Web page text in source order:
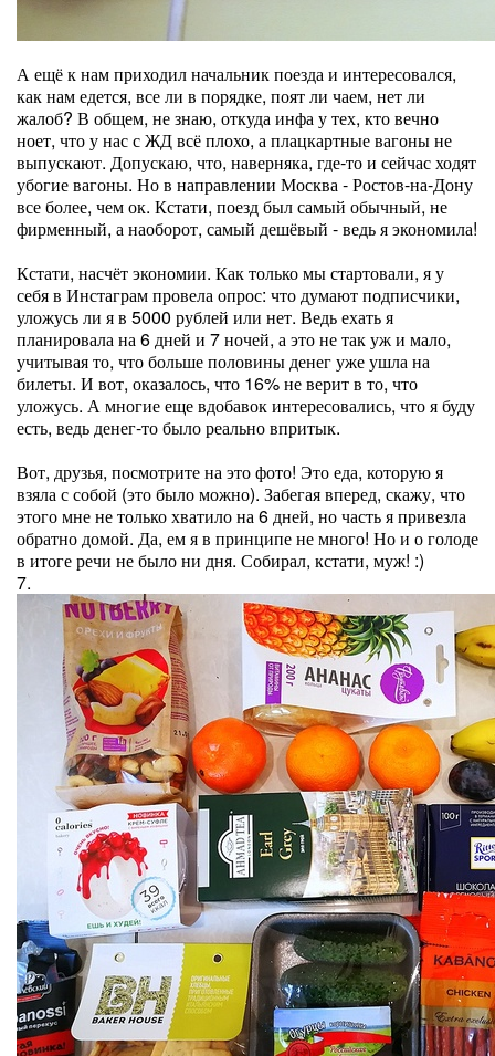
А ещё к нам приходил начальник поезда и интересовался,
как нам едется, все ли в порядке, поят ли чаем, нет ли
жалоб? В общем, не знаю, откуда инфа у тех, кто вечно
ноет, что у нас с ЖД всё плохо, а плацкартные вагоны не
выпускают. Допускаю, что, наверняка, где-то и сейчас ходят
убогие вагоны. Но в направлении Москва - Ростов-на-Дону
все более, чем ок. Кстати, поезд был самый обычный, не
фирменный, а наоборот, самый дешёвый - ведь я экономила!
Кстати, насчёт экономии. Как только мы стартовали, я у
себя в Инстаграм провела опрос: что думают подписчики,
уложусь ли я в 5000 рублей или нет. Ведь ехать я
планировала на 6 дней и 7 ночей, а это не так уж и мало,
учитывая то, что больше половины денег уже ушла на
билеты. И вот, оказалось, что 16% не верит в то, что
уложусь. А многие еще вдобавок интересовались, что я буду
есть, ведь денег-то было реально впритык.
Вот, друзья, посмотрите на это фото! Это еда, которую я
взяла с собой (это было можно). Забегая вперед, скажу, что
этого мне не только хватило на 6 дней, но часть я привезла
обратно домой. Да, ем я в принципе не много! Но и о голоде
в итоге речи не было ни дня. Собирал, кстати, муж! :)
7.